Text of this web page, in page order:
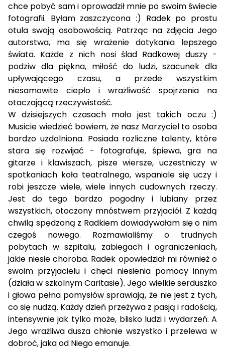
chce pobyć sam i oprowadził mnie po swoim świecie
fotografii. Byłam zaszczycona :) Radek po prostu
otula swoją osobowością. Patrząc na zdjęcia Jego
autorstwa, ma się wrażenie dotykania lepszego
świata. Każde z nich nosi ślad Radkowej duszy -
podziw dla piękna, miłość do ludzi, szacunek dla
upływającego czasu, a przede wszystkim
niesamowite ciepło i wrażliwość spojrzenia na
otaczającą rzeczywistość.
W dzisiejszych czasach mało jest takich oczu :)
Musicie wiedzieć bowiem, że nasz Marzyciel to osoba
bardzo uzdolniona. Posiada rozliczne talenty, które
stara się rozwijać - fotografuje, śpiewa, gra na
gitarze i klawiszach, pisze wiersze, uczestniczy w
spotkaniach koła teatralnego, wspaniale się uczy i
robi jeszcze wiele, wiele innych cudownych rzeczy.
Jest do tego bardzo pogodny i lubiany przez
wszystkich, otoczony mnóstwem przyjaciół. Z każdą
chwilą spędzoną z Radkiem dowiadywałam się o nim
czegoś nowego. Rozmawialiśmy o trudnych
pobytach w szpitalu, zabiegach i ograniczeniach,
jakie niesie choroba. Radek opowiedział mi również o
swoim przyjacielu i chęci niesienia pomocy innym
(działa w szkolnym Caritasie). Jego wielkie serduszko
i głowa pełna pomysłów sprawiają, że nie jest z tych,
co się nudzą. Każdy dzień przeżywa z pasją i radością,
intensywnie jak tylko może, blisko ludzi i wydarzeń. A
Jego wrażliwa dusza chłonie wszystko i przelewa w
dobroć, jaka od Niego emanuje.